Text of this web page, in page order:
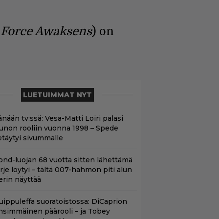
Force Awaksens) on
LUETUIMMAT NYT
tv:ssä: Vesa-Matti Loiri palasi
rooliin vuonna 1998 – Spede
sivummalle
luojan 68 vuotta sitten lähettämä
löytyi – tältä 007-hahmon piti alun
näyttää
suoratoistossa: DiCaprion
päärooli – ja Tobey